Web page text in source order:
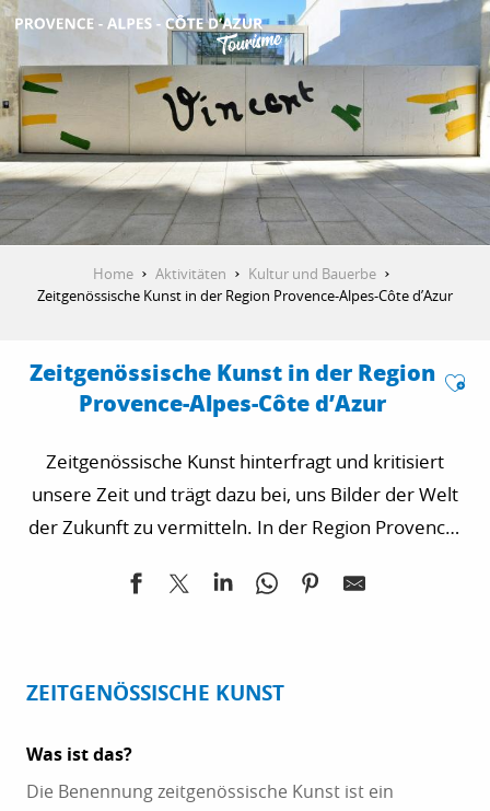
Aller
au
contenu
principal
ENTDECKEN
AKTIVITÄTEN
AUFENTHALT
ESPACE PRO
Home Aktivitäten
Kultur und Bauerbe
Zeitgenössische Kunst in der Region Provence-Alpes-Côte d’Azur
Zeitgenössische Kunst in der Region
Provence-Alpes-Côte d’Azur
Zeitgenössische Kunst hinterfragt und kritisiert
unsere Zeit und trägt dazu bei, uns Bilder der Welt
der Zukunft zu vermitteln. In der Region Provence-
und Saint-Paul-de-Vence erkunden wir ihr
ZEITGENÖSSISCHE KUNST
Was ist das?
Die Benennung zeitgenössische Kunst ist ein